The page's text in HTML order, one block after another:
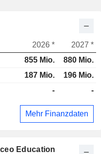
Education
2026 *
2027 *
855 Mio.
880 Mio.
187 Mio.
196 Mio.
- -
Mehr Finanzdaten